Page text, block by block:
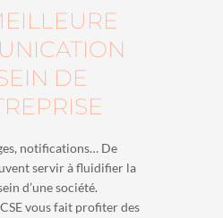
DE
notifications… De
servir à fluidifier la
d’une société.
vous fait profiter des